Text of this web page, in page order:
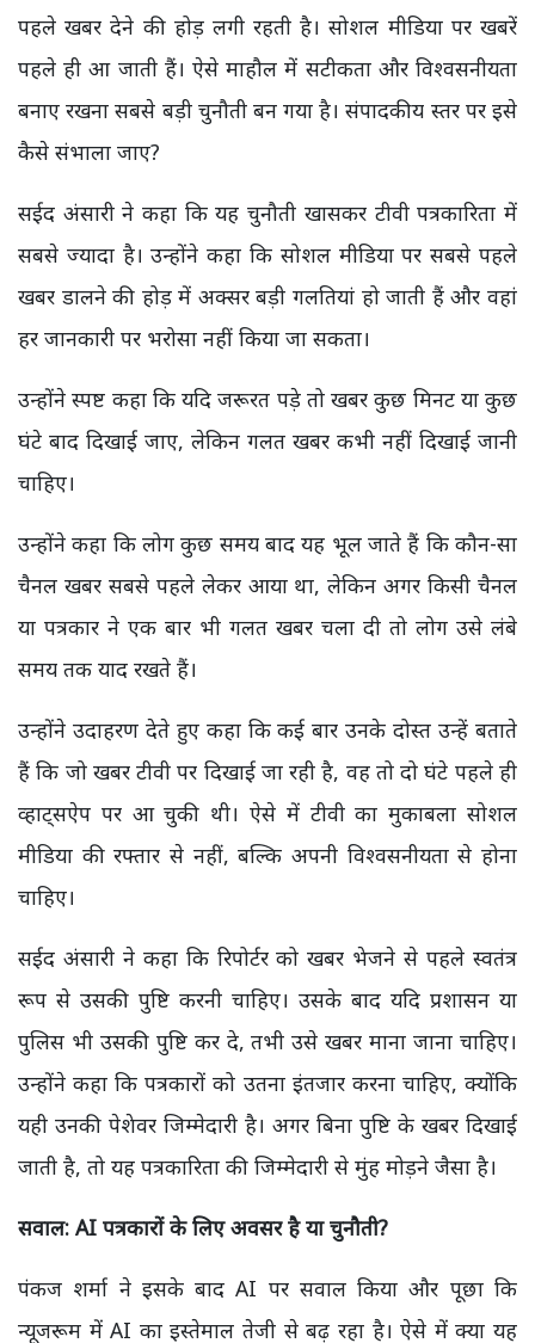
पहले खबर देने की होड़ लगी रहती है। सोशल मीडिया पर खबरें
पहले ही आ जाती हैं। ऐसे माहौल में सटीकता और विश्वसनीयता
बनाए रखना सबसे बड़ी चुनौती बन गया है। संपादकीय स्तर पर इसे
कैसे संभाला जाए?
सईद अंसारी ने कहा कि यह चुनौती खासकर टीवी पत्रकारिता में
सबसे ज्यादा है। उन्होंने कहा कि सोशल मीडिया पर सबसे पहले
खबर डालने की होड़ में अक्सर बड़ी गलतियां हो जाती हैं और वहां
हर जानकारी पर भरोसा नहीं किया जा सकता।
उन्होंने स्पष्ट कहा कि यदि जरूरत पड़े तो खबर कुछ मिनट या कुछ
घंटे बाद दिखाई जाए, लेकिन गलत खबर कभी नहीं दिखाई जानी
चाहिए।
उन्होंने कहा कि लोग कुछ समय बाद यह भूल जाते हैं कि कौन-सा
चैनल खबर सबसे पहले लेकर आया था, लेकिन अगर किसी चैनल
या पत्रकार ने एक बार भी गलत खबर चला दी तो लोग उसे लंबे
समय तक याद रखते हैं।
उन्होंने उदाहरण देते हुए कहा कि कई बार उनके दोस्त उन्हें बताते
हैं कि जो खबर टीवी पर दिखाई जा रही है, वह तो दो घंटे पहले ही
व्हाट्सऐप पर आ चुकी थी। ऐसे में टीवी का मुकाबला सोशल
मीडिया की रफ्तार से नहीं, बल्कि अपनी विश्वसनीयता से होना
चाहिए।
सईद अंसारी ने कहा कि रिपोर्टर को खबर भेजने से पहले स्वतंत्र
रूप से उसकी पुष्टि करनी चाहिए। उसके बाद यदि प्रशासन या
पुलिस भी उसकी पुष्टि कर दे, तभी उसे खबर माना जाना चाहिए।
उन्होंने कहा कि पत्रकारों को उतना इंतजार करना चाहिए, क्योंकि
यही उनकी पेशेवर जिम्मेदारी है। अगर बिना पुष्टि के खबर दिखाई
जाती है, तो यह पत्रकारिता की जिम्मेदारी से मुंह मोड़ने जैसा है।
सवाल: AI पत्रकारों के लिए अवसर है या चुनौती?
पंकज शर्मा ने इसके बाद AI पर सवाल किया और पूछा कि
न्यूजरूम में AI का इस्तेमाल तेजी से बढ़ रहा है। ऐसे में क्या यह